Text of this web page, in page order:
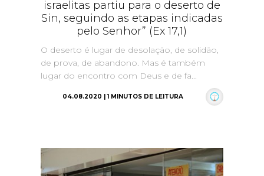
israelitas partiu para o deserto de
Sin, seguindo as etapas indicadas
pelo Senhor” (Ex 17,1)
O deserto é lugar de desolação, de solidão,
de prova, de abandono. Mas é também
lugar do encontro com Deus e de fa...
04.08.2020 | 1 MINUTOS DE LEITURA